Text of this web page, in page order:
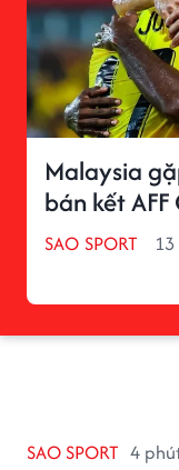
Malaysia
bán kết
SAO SPORT
SAO SPORT 4